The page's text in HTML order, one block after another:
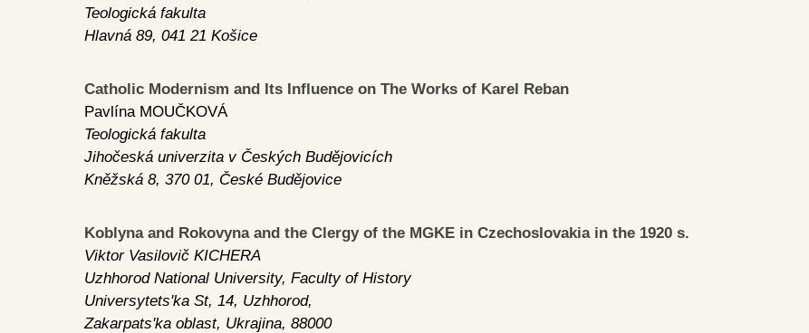
Teologická fakulta
Hlavná 89, 041 21 Košice
Catholic Modernism and Its Influence on The Works of Karel Reban
Pavlína MOUČKOVÁ
Teologická fakulta
Jihočeská univerzita v Českých Budějovicích
Kněžská 8, 370 01, České Budějovice
Koblyna and Rokovyna and the Clergy of the MGKE in Czechoslovakia in the 1920 s.
Viktor Vasilovič KICHERA
Uzhhorod National University, Faculty of History
Universytets'ka St, 14, Uzhhorod,
Zakarpats'ka oblast, Ukrajina, 88000